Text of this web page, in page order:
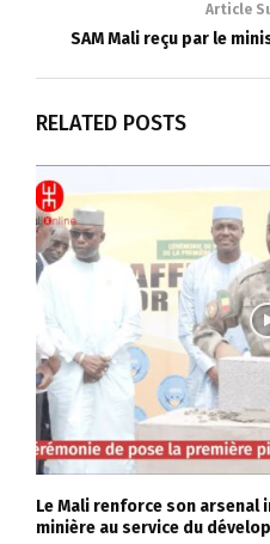
Article
SAM Mali reçu par le
RELATED POSTS
Le Mali renforce son
minière au service du